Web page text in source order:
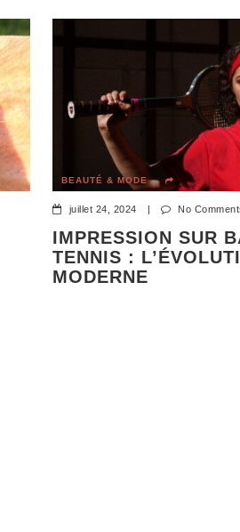
BEAUTÉ & MODE
juillet 24, 2024 No
IMPRESSION SUR
TENNIS :
MODERNE